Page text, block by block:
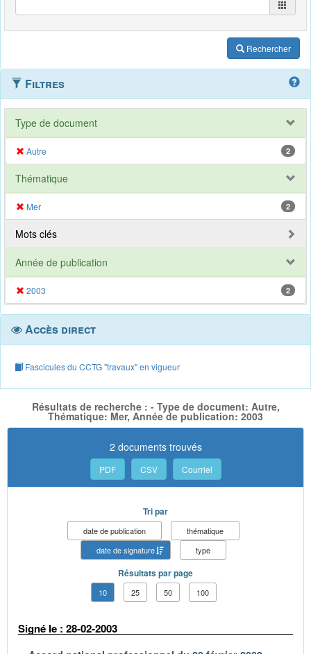
Rechercher
Filtres
Type de document
Autre 2
Thématique
Mer 2
Mots clés
Année de publication
2003 2
Accès direct
Fascicules du CCTG "travaux" en vigueur
Résultats de recherche : - Type de document: Autre,
Thématique: Mer, Année de publication: 2003
2 documents trouvés
PDF CSV Courriel
Tri par
date de publication
thématique
date de signature
type
Résultats par page
10 25 50 100
Signé le : 28-02-2003